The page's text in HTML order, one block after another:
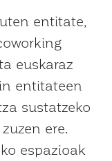
entitate,
euskaraz
entitateen
sustatzeko
ere.
espazioak